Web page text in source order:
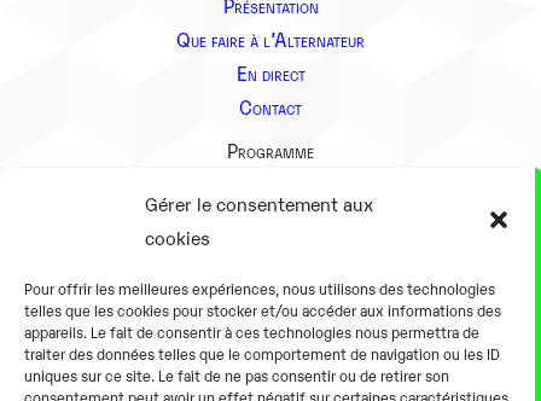
Gérer le consentement aux
cookies
Pour offrir les meilleures expériences, nous utilisons des technologies
telles que les cookies pour stocker et/ou accéder aux informations des
appareils. Le fait de consentir à ces technologies nous permettra de
traiter des données telles que le comportement de navigation ou les ID
uniques sur ce site. Le fait de ne pas consentir ou de retirer son
consentement peut avoir un effet négatif sur certaines caractéristiques
Que faire à l’Alternateur
En direct
Contact
Programme
Présentation
En pratique
Tarifs et horaires
Salles